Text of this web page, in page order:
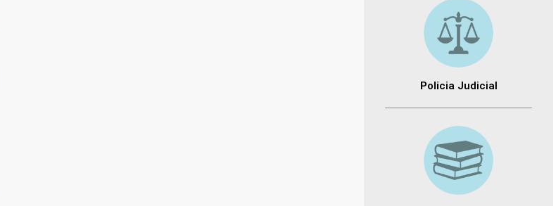
Policia Judicial